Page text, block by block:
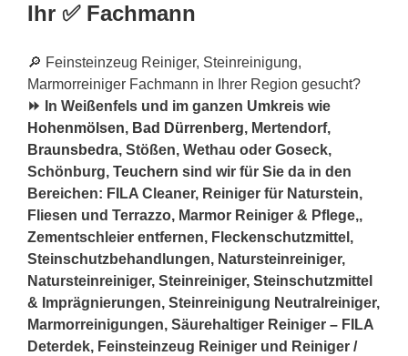
Ihr ✅ Fachmann
🔎 Feinsteinzeug Reiniger, Steinreinigung,
Marmorreiniger Fachmann in Ihrer Region gesucht?
⏩ In Weißenfels und im ganzen Umkreis wie
Hohenmölsen, Bad Dürrenberg, Mertendorf,
Braunsbedra, Stößen, Wethau oder Goseck,
Schönburg, Teuchern sind wir für Sie da in den
Bereichen: FILA Cleaner, Reiniger für Naturstein,
Fliesen und Terrazzo, Marmor Reiniger & Pflege,,
Zementschleier entfernen, Fleckenschutzmittel,
Steinschutzbehandlungen, Natursteinreiniger,
Natursteinreiniger, Steinreiniger, Steinschutzmittel
& Imprägnierungen, Steinreinigung Neutralreiniger,
Marmorreinigungen, Säurehaltiger Reiniger – FILA
Deterdek, Feinsteinzeug Reiniger und Reiniger /